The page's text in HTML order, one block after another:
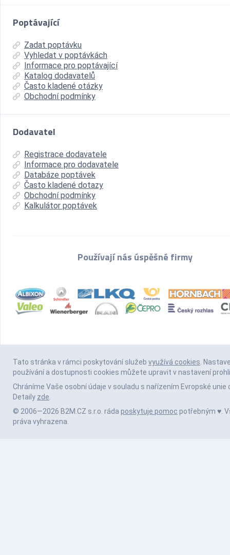
Poptávající
Zadat poptávku
Vyhledat v poptávkách
Informace pro poptávající
Katalog dodavatelů
Často kladené otázky
Obchodní podmínky
Dodavatel
Registrace dodavatele
Informace pro dodavatele
Databáze poptávek
Často kladené dotazy
Obchodní podmínky
Kalkulátor poptávek
Používají nás úspěšné firmy
Tato stránka v rámci poskytování služeb využívá cookies.
používání a dostupnosti cookies můžete upravit v nastavení
Chráníme Vaše osobní údaje v souladu s nařízením Evropské unie
Detaily zde.
© 2006—2026 B2M.CZ s.r.o. ráda poskytuje pomoc potřebným ♥️.
práva vyhrazena.